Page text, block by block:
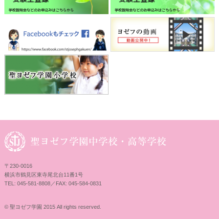
〒230-0016
横浜市鶴見区東寺尾北台11番1号
TEL: 045-581-8808／FAX: 045-584-0831
© 聖ヨゼフ学園 2015 All rights reserved.